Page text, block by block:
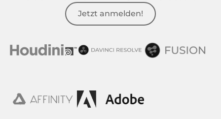
Jetzt anmelden!